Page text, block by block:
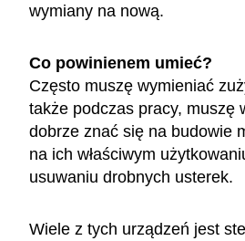
wymiany na nową.
Co powinienem umieć?
Często muszę wymieniać
także podczas pracy, muszę
dobrze znać się na budowie
na ich właściwym
usuwaniu drobnych usterek.
Wiele z tych urządzeń jest